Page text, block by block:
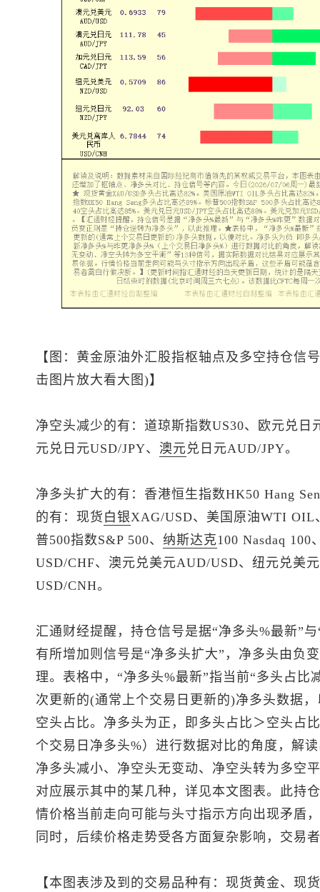
【图：黄金原油外汇股指枢轴点及多空持仓信
击图片放大看大图)】
净空头减少的有：道琼斯指数US30、欧元兑日
元兑日元USD/JPY、 澳元兑日元AUD/JPY。
净多头扩大的有：香港恒生指数HK50 Hang
的有： 现货 白银XAG/USD、美国原油WTI
普500指数S&P 500、 纳斯达克100 Nasdaq 100
USD/CHF、 澳元兑美元AUD/USD、 纽元兑美元
USD/CNH。
汇通财经提醒，持仓信号是据“净多头%最新”
有所增加则信号是“净多头扩大”，净多头由负
理。表格中，“净多头%最新”指当前“多头占比
次更新的(通常上个交易日更新的)净多头数据
空头占比。净多头为正，即多头占比＞空头占
个交易日净多头%）进行数据对比的角度，解
净多头减小、净空头无变动、净空头转为多空
对应展示其中的某几种，详见本文图表。此持
情价格当前走向可能与头寸指示方向出现矛盾
同时，后续价格走势受各方面复杂影响，交易
【本图表涉及到的交易品种有： 现货黄金、 现